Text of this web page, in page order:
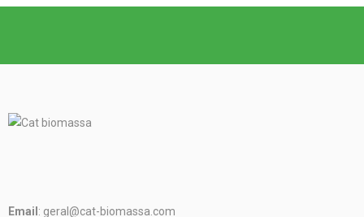
Email : geral@cat-biomassa.com